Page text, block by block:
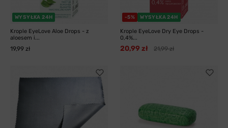
WYSYŁKA 24H
Krople EyeLove Aloe Drops - z
aloesem i...
19,99 zł
-5% WYSYŁKA 24H
Krople EyeLove Dry Eye Drops -
0,4%...
20,99 zł 21,99 zł